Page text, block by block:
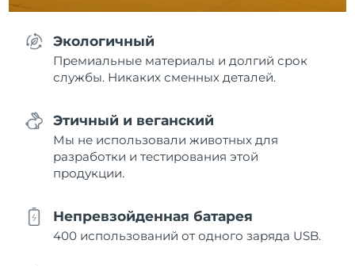
Экологичный
Премиальные материалы и долгий срок
службы. Никаких сменных деталей.
Этичный и веганский
Мы не использовали животных для
разработки и тестирования этой
продукции.
Непревзойденная батарея
400 использований от одного заряда USB.